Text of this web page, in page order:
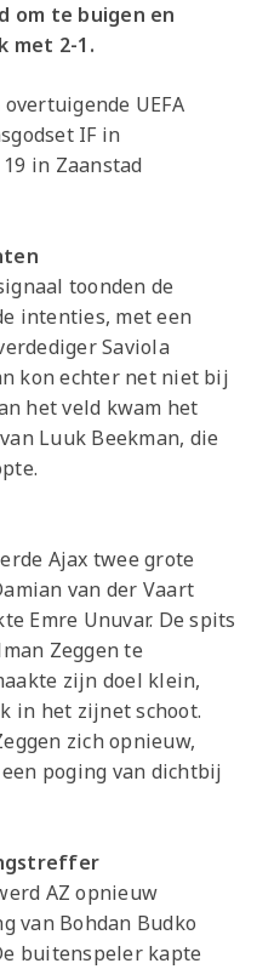
om te buigen en
met 2-1.
UEFA
IF in
in Zaanstad
toonden de
intenties, met een
Saviola
kon echter net niet bij
het veld kwam het
Luuk Beekman, die
Ajax twee grote
van der Vaart
Emre Unuvar. De spits
Zeggen te
zijn doel klein,
in het zijnet schoot.
zich opnieuw,
poging van dichtbij
AZ opnieuw
van Bohdan Budko
buitenspeler kapte